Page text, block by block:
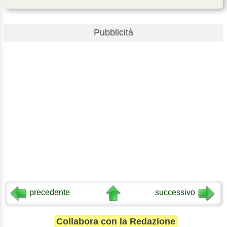
Pubblicità
precedente successivo
Collabora con la Redazione